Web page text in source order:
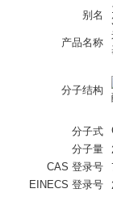
别名
产品名称
分子结构
分子式
分子量
CAS 登录号
EINECS 登录号